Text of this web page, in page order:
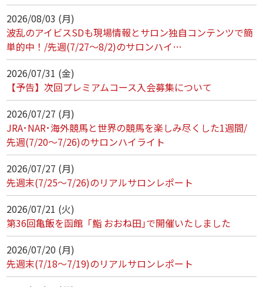
2026/08/03 (月)
波乱のアイビスSDも現場情報とサロン独自コンテンツで簡
単的中！/先週(7/27～8/2)のサロンハイ…
2026/07/31 (金)
【予告】次回プレミアムコース入会募集について
2026/07/27 (月)
JRA･NAR･海外競馬と世界の競馬を楽しみ尽くした1週間/
先週(7/20～7/26)のサロンハイライト
2026/07/27 (月)
先週末(7/25～7/26)のリアルサロンレポート
2026/07/21 (火)
第36回亀飯を函館「鮨 おおね田｣で開催いたしました
2026/07/20 (月)
先週末(7/18～7/19)のリアルサロンレポート